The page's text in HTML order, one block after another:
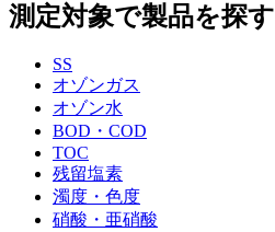
測定対象で製品を探す
SS
オゾンガス
オゾン水
BOD・COD
TOC
残留塩素
濁度・色度
硝酸・亜硝酸